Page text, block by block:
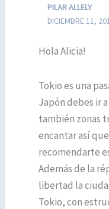
PILAR ALLELY
DICIEMBRE 11,
Hola Alicia!
Tokio es una
Japón debes ir
también zonas
encantar así
recomendarte
Además de la
libertad la
Tokio, con